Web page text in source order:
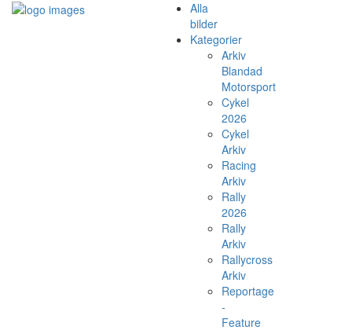
Alla
bilder
Kategorier
Arkiv
Blandad
Motorsport
Cykel
2026
Cykel
Arkiv
Racing
Arkiv
Rally
2026
Rally
Arkiv
Rallycross
Arkiv
Reportage
-
Feature